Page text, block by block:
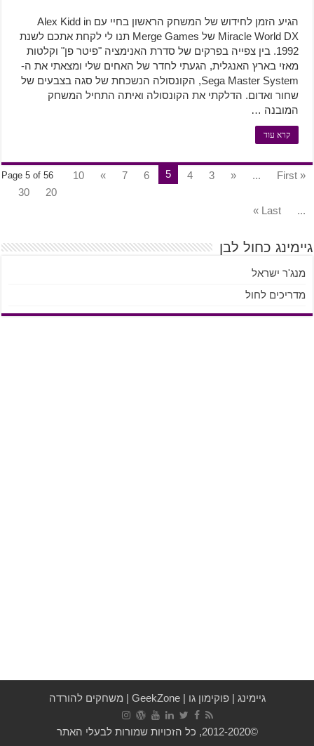
הגיע הזמן לחידוש של המשחק הראשון בחיי עם Alex Kidd in
Miracle World DX של Merge Games תנו לי לקחת אתכם לשנת
1992. בין צפייה בפרקים של סדרת האנימציה "פיטר פן" וקלטות
מאזי בארץ האנגלית, הגעתי לחדר של האחים שלי ומצאתי את ה-
Sega Master System, הקונסולה הנשכחת של סגה בצבעים של
שחור ואדום. הדלקתי את הקונסולה ואיתה התחיל המשחק
המובנה …
קרא עוד
Page 5 of 56 « First
...
«
3
4
5
6
7
»
10
20
30
...
Last »
גיימינג כחול לבן
מנג'ר ישראל
מדריכים לחול
גיימינג |פוקימון גו |
GeekZone
| משחקים להורדה
©2012-2020, כל הזכויות שמורות לבעלי האתר